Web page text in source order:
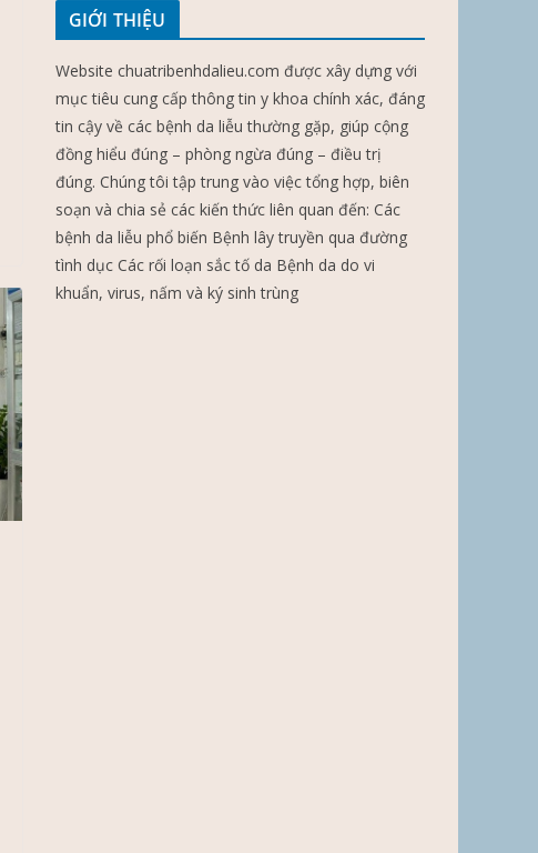
GIỚI THIỆU
Website chuatribenhdalieu.com được xây dựng với
mục tiêu cung cấp thông tin y khoa chính xác, đáng
tin cậy về các bệnh da liễu thường gặp, giúp cộng
đồng hiểu đúng – phòng ngừa đúng – điều trị
đúng. Chúng tôi tập trung vào việc tổng hợp, biên
soạn và chia sẻ các kiến thức liên quan đến: Các
bệnh da liễu phổ biến Bệnh lây truyền qua đường
tình dục Các rối loạn sắc tố da Bệnh da do vi
khuẩn, virus, nấm và ký sinh trùng